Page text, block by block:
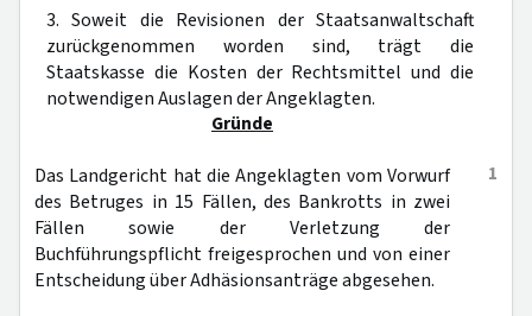
3. Soweit die Revisionen der Staatsanwaltschaft
zurückgenommen worden sind, trägt die
Staatskasse die Kosten der Rechtsmittel und die
notwendigen Auslagen der Angeklagten.
Gründe
1
Das Landgericht hat die Angeklagten vom Vorwurf
des Betruges in 15 Fällen, des Bankrotts in zwei
Fällen sowie der Verletzung der
Buchführungspflicht freigesprochen und von einer
Entscheidung über Adhäsionsanträge abgesehen.